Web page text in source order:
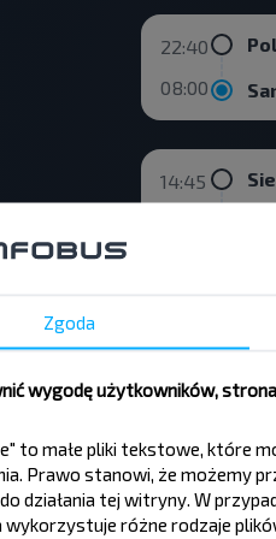
22:40
08:00
14:45
04:55
11:33
13:45
Zgoda
wygodę użytkowników,
to małe pliki tekstowe, które
Prawo stanowi, że możemy
działania tej witryny. W
różne rodzaje